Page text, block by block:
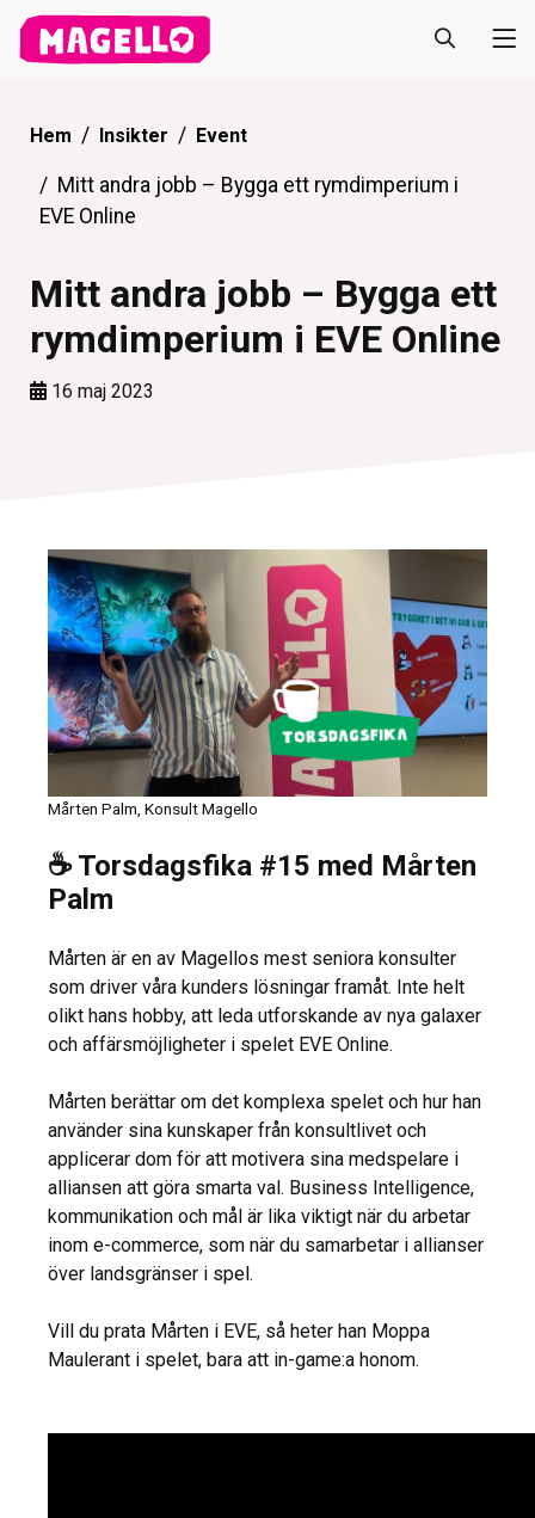
Hem Insikter Event
Mitt andra jobb – Bygga ett rymdimperium i
EVE Online
Mitt andra jobb – Bygga ett
rymdimperium i EVE Online
16 maj 2023
Mårten Palm, Konsult Magello
☕ Torsdagsfika #15 med Mårten
Palm
Mårten är en av Magellos mest seniora konsulter
som driver våra kunders lösningar framåt. Inte helt
olikt hans hobby, att leda utforskande av nya galaxer
och affärsmöjligheter i spelet EVE Online.
Mårten berättar om det komplexa spelet och hur han
använder sina kunskaper från konsultlivet och
applicerar dom för att motivera sina medspelare i
alliansen att göra smarta val. Business Intelligence,
kommunikation och mål är lika viktigt när du arbetar
inom e-commerce, som när du samarbetar i allianser
över landsgränser i spel.
Vill du prata Mårten i EVE, så heter han Moppa
Maulerant i spelet, bara att in-game:a honom.